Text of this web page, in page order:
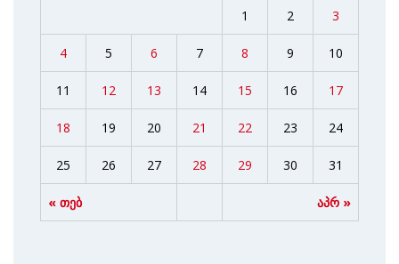
« თებ აპრ »
1 2 3
4 5 6 7 8 9 10
11 12 13 14 15 16 17
18 19 20 21 22 23 24
25 26 27 28 29 30 31